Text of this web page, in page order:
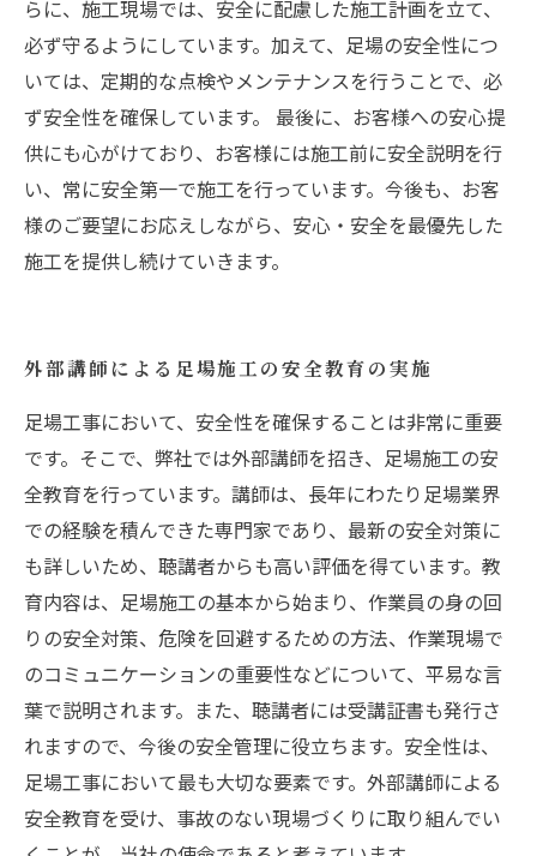
らに、施工現場では、安全に配慮した施工計画を立て、
必ず守るようにしています。加えて、足場の安全性につ
いては、定期的な点検やメンテナンスを行うことで、必
ず安全性を確保しています。 最後に、お客様への安心提
供にも心がけており、お客様には施工前に安全説明を行
い、常に安全第一で施工を行っています。今後も、お客
様のご要望にお応えしながら、安心・安全を最優先した
施工を提供し続けていきます。
外部講師による足場施工の安全教育の実施
足場工事において、安全性を確保することは非常に重要
です。そこで、弊社では外部講師を招き、足場施工の安
全教育を行っています。講師は、長年にわたり足場業界
での経験を積んできた専門家であり、最新の安全対策に
も詳しいため、聴講者からも高い評価を得ています。教
育内容は、足場施工の基本から始まり、作業員の身の回
りの安全対策、危険を回避するための方法、作業現場で
のコミュニケーションの重要性などについて、平易な言
葉で説明されます。また、聴講者には受講証書も発行さ
れますので、今後の安全管理に役立ちます。安全性は、
足場工事において最も大切な要素です。外部講師による
安全教育を受け、事故のない現場づくりに取り組んでい